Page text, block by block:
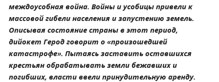
междоусобная война. Войны и усобицы привели к
массовой гибели населения и запустению земель.
Описывая состояние страны в этот период,
дийокет Герод говорит о «произошедшей
катастрофе». Пытаясь заставить оставшихся
крестьян обрабатывать земли бежавших и
погибших, власти ввели принудительную аренду.